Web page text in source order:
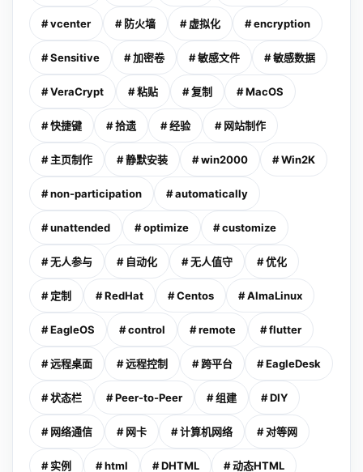
# vcenter # 防火墙 # 虚拟化 # encryption
# Sensitive # 加密卷 # 敏感文件 # 敏感数据
# VeraCrypt # 粘贴 # 复制 # MacOS
# 快捷键 # 拾遗 # 经验 # 网站制作
# 主页制作 # 静默安装 # win2000 # Win2K
# non-participation # automatically
# unattended # optimize # customize
# 无人参与 # 自动化 # 无人值守 # 优化
# 定制 # RedHat # Centos # AlmaLinux
# EagleOS # control # remote # flutter
# 远程桌面 # 远程控制 # 跨平台 # EagleDesk
# 状态栏 # Peer-to-Peer # 组建 # DIY
# 网络通信 # 网卡 # 计算机网络 # 对等网
# 实例 # html # DHTML # 动态HTML